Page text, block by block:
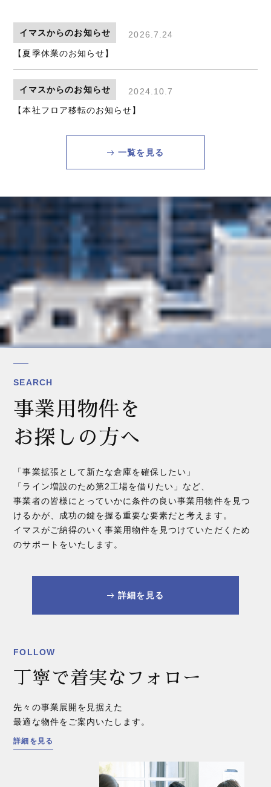
イマスからのお知らせ
2026.7.24
【夏季休業のお知らせ】
イマスからのお知らせ
2024.10.7
【本社フロア移転のお知らせ】
一覧を見る
SEARCH
事業用物件を
お探しの方へ
「事業拡張として新たな倉庫を確保したい」
「ライン増設のため第2工場を借りたい」など、
事業者の皆様にとっていかに条件の良い事業用物件を見つ
けるかが、成功の鍵を握る重要な要素だと考えます。
イマスがご納得のいく事業用物件を見つけていただくため
のサポートをいたします。
詳細を見る
FOLLOW
丁寧で着実なフォロー
先々の事業展開を見据えた
最適な物件をご案内いたします。
詳細を見る